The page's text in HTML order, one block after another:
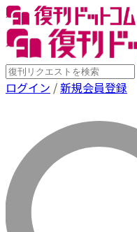
ログイン /新規会員登録